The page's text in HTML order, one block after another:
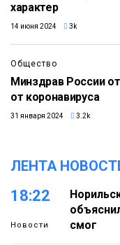
характер
14 июня 2024 3k
Общество
Минздрав России
от коронавируса
31 января 2024 3.2k
ЛЕНТА
18:22
Новости
смог